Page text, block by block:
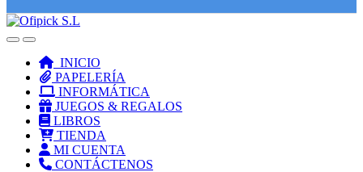
INICIO
PAPELERÍA
INFORMÁTICA
JUEGOS & REGALOS
LIBROS
TIENDA
MI CUENTA
CONTÁCTENOS